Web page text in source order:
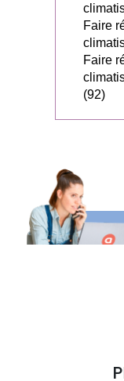
Faire
Faire
(92)